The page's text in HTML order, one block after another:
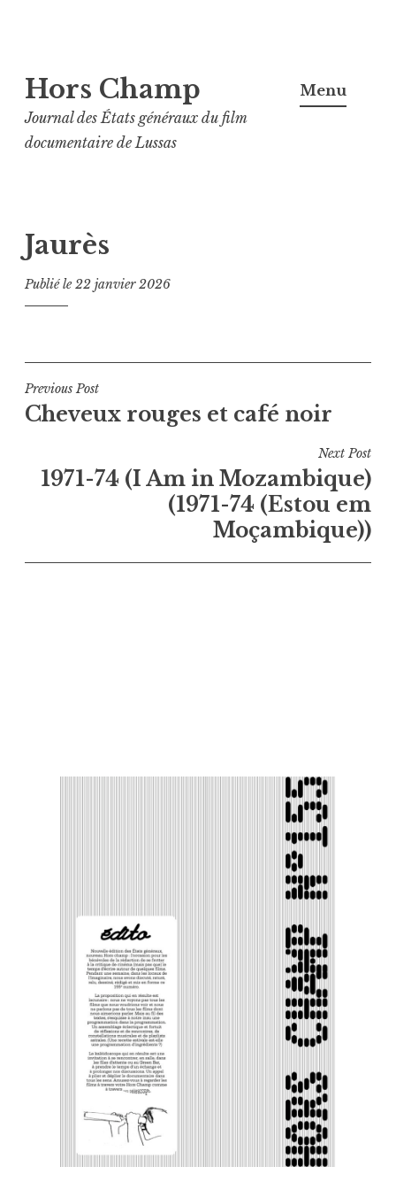
au
contenu
principal
Hors Champ
Journal des États généraux du film
documentaire de Lussas
Menu
Jaurès
Publié le22 janvier 2026
Navigation
de
Previous Post
Cheveux rouges et café noir
Next Post
1971-74 (I Am in Mozambique)
(1971-74 (Estou em
Moçambique))